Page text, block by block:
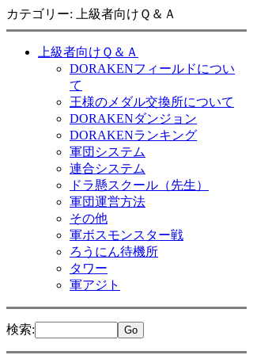
カテゴリー: 上級者向けＱ＆Ａ
上級者向けＱ＆Ａ
DORAKENフィールドについ
て
王様のメダル交換所について
DORAKENダンジョン
DORAKENランキング
軍団システム
連合システム
ドラ懸スクール（先生）
軍団運営方法
その他
軍ボスモンスター戦
ろうにん待機所
タワー
軍アジト
検索: